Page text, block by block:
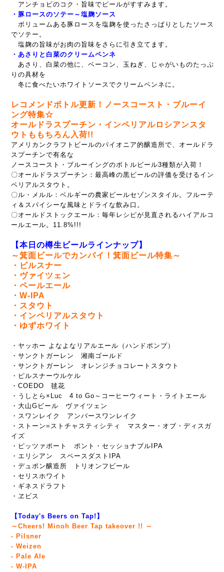
アンチョビのコク・旨味でビールがすすみます。
・豚ロースのソテー～塩麹ソース
ボリュームある豚ロースを塩麹を使ったさっぱりとしたソース
でソテー。
塩麹の旨味がお肉の旨味をさらに引き立てます。
・あさりと白菜のクリームペンネ
あさり、白菜の他に、ベーコン、玉ねぎ、じゃがいものたっぷ
りの具材を
冬に食べたいホワイトソースでクリームペンネに。
レコメンドボトル更新！ノースコースト・ブルーイ
ング特集☆
オールドラスプーチン・インペリアルロシアンスタ
ウトももちろん入荷!!
アメリカンクラフトビールのパイオニア的醸造所で、オールドラ
スプーチンで有名な
ノースコースト・ブルーイングのボトルビール3種類が入荷！
〇オールドラスプーチン：最高峰の黒ビールの評価を受けるイン
ペリアルスタウト。
〇ル・メルル：ベルギーの農家ビールセゾンスタイル。フルーテ
ィ＆スパイシーな風味とドライな飲み口。
〇オールドストックエール：毎年レシピが見直されるハイアルコ
ールエール。11.8%!!!
【本日の樽生ビールラインナップ】
～箕面ビールでカンパイ！箕面ビール特集～
・ピルスナー
・ヴァイツェン
・ペールエール
・W-IPA
・スタウト
・インペリアルスタウト
・ゆずホワイト
・ヤッホー よなよなリアルエール（ハンドポンプ）
・サンクトガーレン 湘南ゴールド
・サンクトガーレン オレンジチョコレートスタウト
・ピルスナーウルケル
・COEDO 毬花
・うしとら×Luc 4 to Go～コーヒーウィート・ライトエール
・大山Gビール ヴァイツェン
・スワンレイク アンバースワンレイク
・ストーン=ストチャスティシティ マスター・オブ・ディスガ
イズ
・ピッツァポート ポント・セッショナブルIPA
・エリシアン スペースダストIPA
・デュポン醸造所 トリオンフビール
・セリスホワイト
・ギネスドラフト
・ヱビス
【Today's Beers on Tap!】
～Cheers! Minoh Beer Tap takeover !! ～
- Pilsner
- Weizen
- Pale Ale
- W-IPA